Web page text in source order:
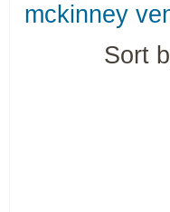
mckinney
Sort